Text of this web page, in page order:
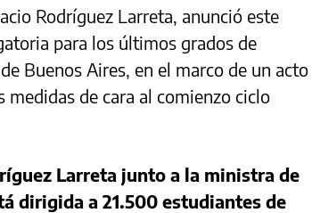
Rodríguez Larreta, anunció este
para los últimos grados de
Buenos Aires, en el marco de un acto
medidas de cara al comienzo ciclo
Larreta junto a la ministra de
dirigida a 21.500 estudiantes de